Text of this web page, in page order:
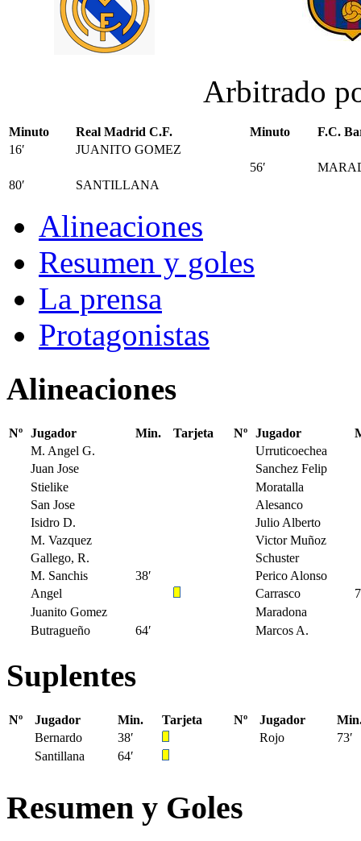
Arbitrado
Minuto Real Madrid C.F. Minuto
F.C.
16′
JUANITO GOMEZ
56′
80′
SANTILLANA
Alineaciones
Resumen y goles
La prensa
Protagonistas
Alineaciones
Nº Jugador Min. Tarjeta Nº Jugador
M. Angel G.
Urruticoechea
Juan Jose
Sanchez Felip
Stielike
Moratalla
San Jose
Alesanco
Isidro D.
Julio Alberto
M. Vazquez
Victor Muñoz
Gallego, R.
Schuster
M. Sanchis
38′
Perico Alonso
Angel
Carrasco
Juanito Gomez
Maradona
Butragueño
64′ Marcos A.
Suplentes
Nº Jugador Min. Tarjeta Nº Jugador
Bernardo
38′ Rojo
73′
Santillana
64′
Resumen y Goles